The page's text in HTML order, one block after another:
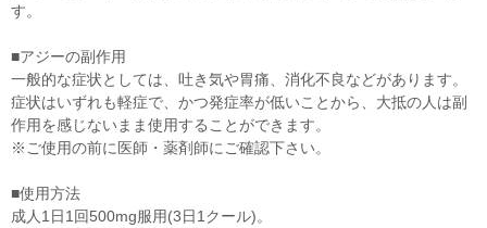
す。
■アジーの副作用
一般的な症状としては、吐き気や胃痛、消化不良などがあります。
症状はいずれも軽症で、かつ発症率が低いことから、大抵の人は副
作用を感じないまま使用することができます。
※ご使用の前に医師・薬剤師にご確認下さい。
■使用方法
成人1日1回500mg服用(3日1クール)。